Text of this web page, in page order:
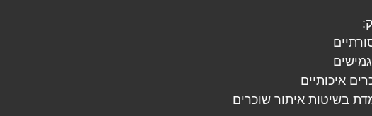
איכותיים
בשיטות איתור שוכרים